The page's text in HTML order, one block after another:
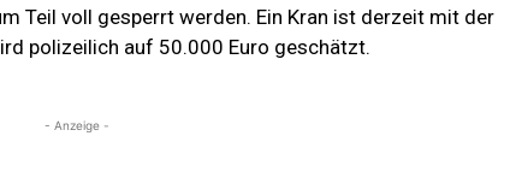
Teil voll gesperrt werden. Ein Kran ist derzeit mit der
polizeilich auf 50.000 Euro geschätzt.
- Anzeige -